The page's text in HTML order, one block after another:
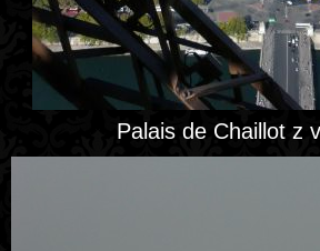
Palais de Chaillot z